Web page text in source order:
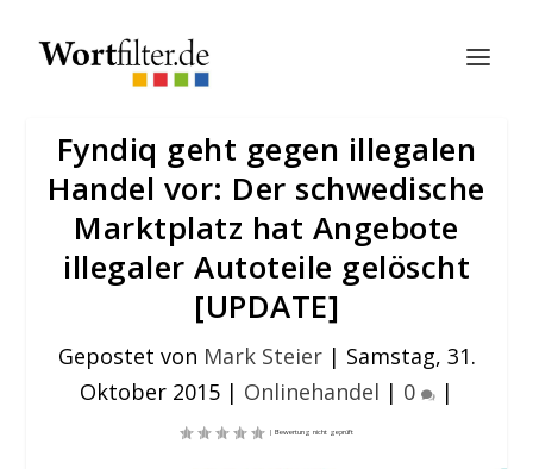
Fyndiq geht gegen illegalen
Handel vor: Der schwedische
Marktplatz hat Angebote
illegaler Autoteile gelöscht
[UPDATE]
Gepostet von Mark Steier| Samstag, 31.
Oktober 2015 | Onlinehandel | 0 |